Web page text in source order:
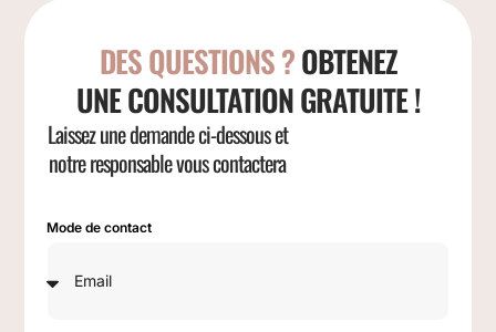
DES QUESTIONS ?OBTENEZ
UNE CONSULTATION GRATUITE !
Laissez une demande ci-dessous et
notre responsable vous contactera
Mode de contact